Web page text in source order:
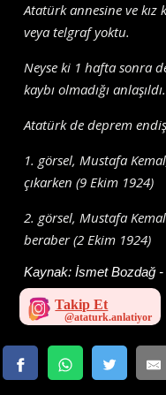
Atatürk annesine ve kız
veya telgraf yoktu.
Neyse ki 1 hafta sonra
kaybı olmadığı anlaşıldı.
Atatürk de deprem
1. görsel, Mustafa
çıkarken (9 Ekim 1924)
2. görsel, Mustafa
beraber (2 Ekim 1924)
Kaynak:İsmet Bozdağ -
Takip Et